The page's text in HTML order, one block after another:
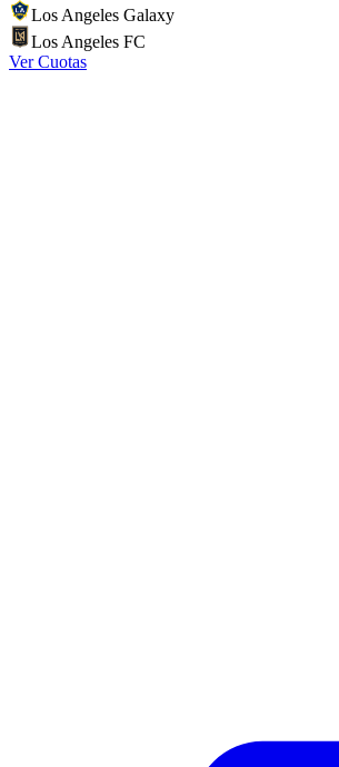
Los Angeles Galaxy
Los Angeles FC
Ver Cuotas